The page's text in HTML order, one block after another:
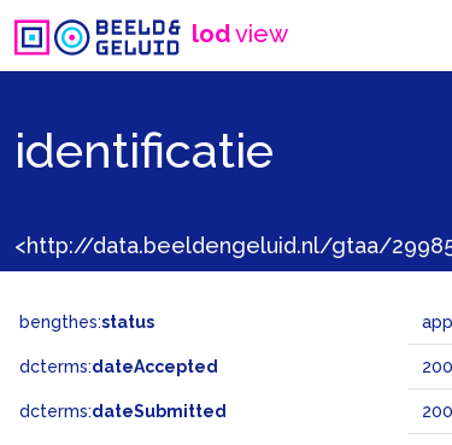
lodview
identificatie
<http://data.beeldengeluid.nl/gtaa/
bengthes:status
dcterms:dateAccepted
dcterms:dateSubmitted